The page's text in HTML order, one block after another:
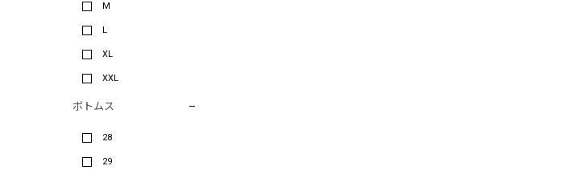
M
L
XL
XXL
ボトムス
28
29